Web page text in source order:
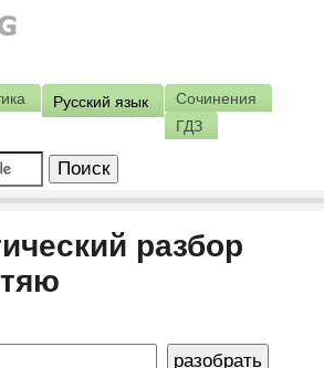
Русский язык
Сочинения
ГДЗ
разбор